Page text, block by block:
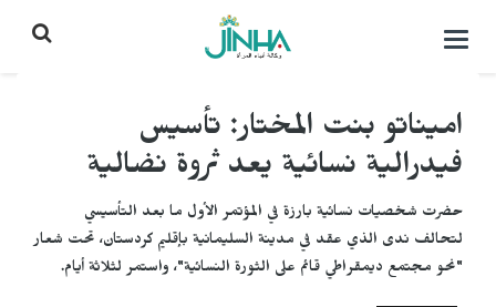
التحكم
اميناتو بنت المختار: تأسيس
فيدرالية نسائية يعد ثروة نضالية
حضرت شخصيات نسائية بارزة في المؤتمر الأول ما بعد التأسيسي
لتحالف ندى الذي عقد في مدينة السليمانية بإقليم كردستان، تحت شعار
"نحو مجتمع ديمقراطي قائم على الثورة النسائية"، واستمر لثلاثة أيام.